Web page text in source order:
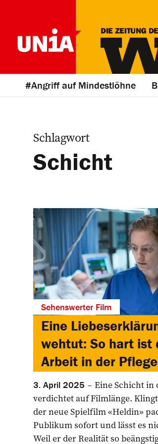
#Angriff auf Mindestlöhne
Schlagwort
Schicht
Sehenswerter Film
Eine
wehtut: So hart ist
Arbeit in der Pflege
3. April 2025
Eine Schicht in
verdichtet auf Filmlänge.
der neue Spielfilm «Heldin»
Publikum sofort und lässt es
Weil er der Realität so